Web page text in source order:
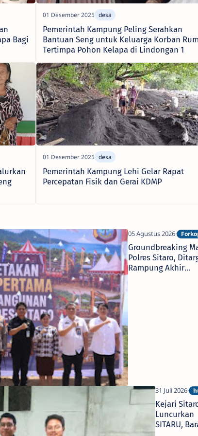
Bagi
Pemerintah Kampung Peling Serahkan
Bantuan Seng untuk Keluarga Korban
Tertimpa Pohon Kelapa di Lindongan 1
Pemerintah Kampung Lehi Gelar Rapat
Percepatan Fisik dan Gerai KDMP
Groundbreaking
Polres Sitaro,
Rampung Akhir
Desember 2026
Kejari
Luncurkan
SITARU,